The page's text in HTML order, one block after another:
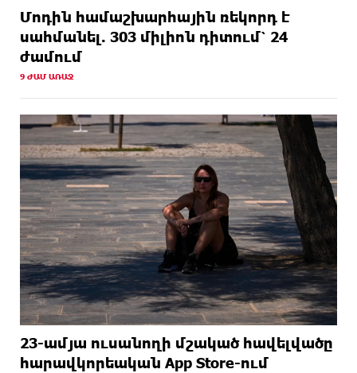
Մոդին համաշխարհային ռեկորդ է
սահմանել. 303 միլիոն դիտում՝ 24
ժամում
9 ԺԱՄ ԱՌԱՋ
23-ամյա ուսանողի մշակած հավելվածը
հարավկորեական App Store-ում